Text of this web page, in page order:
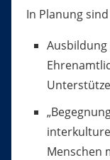
In Planung
Ausbildung
Menschen